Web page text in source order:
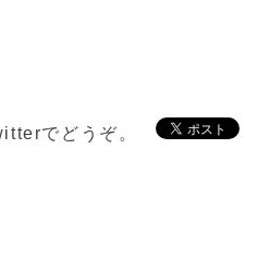
でどうぞ。